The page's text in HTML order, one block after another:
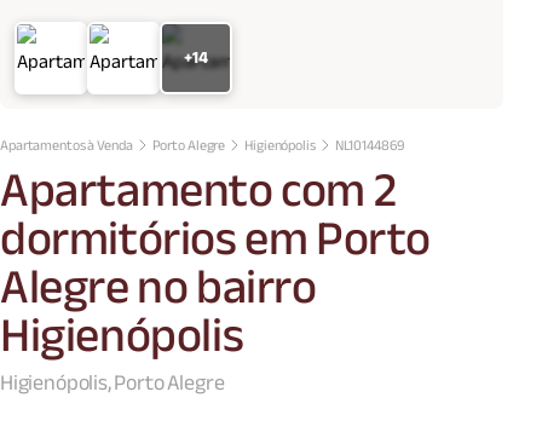
+14
Apartamentos à Venda Porto Alegre Higienópolis NL10144869
Apartamento com 2
dormitórios em Porto
Alegre no bairro
Higienópolis
Higienópolis, Porto Alegre